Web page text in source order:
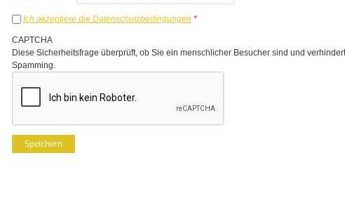
Ich akzeptiere die Datenschutzbedingungen *
CAPTCHA
Diese Sicherheitsfrage überprüft, ob Sie ein menschlicher Besucher sind und
Spamming.